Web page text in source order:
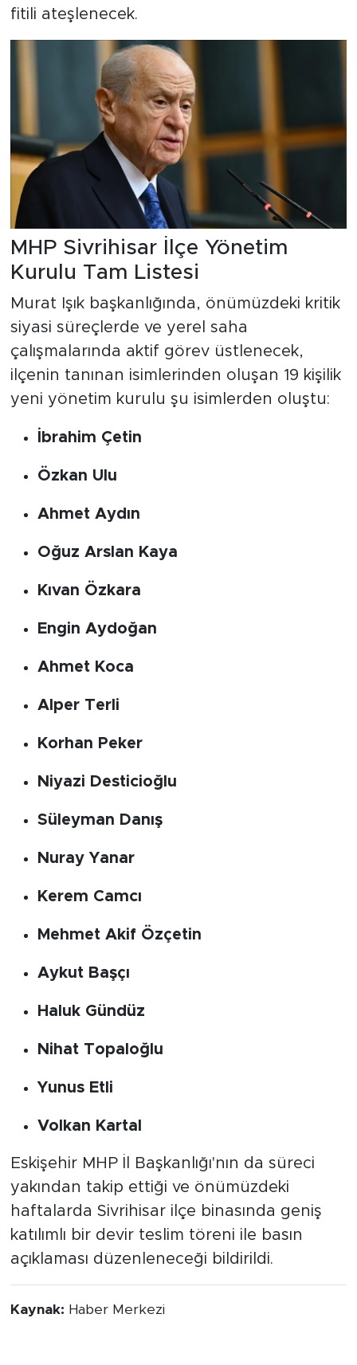
fitili ateşlenecek.
MHP Sivrihisar İlçe Yönetim
Kurulu Tam Listesi
Murat Işık başkanlığında, önümüzdeki kritik
siyasi süreçlerde ve yerel saha
çalışmalarında aktif görev üstlenecek,
ilçenin tanınan isimlerinden oluşan 19 kişilik
yeni yönetim kurulu şu isimlerden oluştu:
İbrahim Çetin
Özkan Ulu
Ahmet Aydın
Oğuz Arslan Kaya
Kıvan Özkara
Engin Aydoğan
Ahmet Koca
Alper Terli
Korhan Peker
Niyazi Desticioğlu
Süleyman Danış
Nuray Yanar
Kerem Camcı
Mehmet Akif Özçetin
Aykut Başçı
Haluk Gündüz
Nihat Topaloğlu
Yunus Etli
Volkan Kartal
Eskişehir MHP İl Başkanlığı'nın da süreci
yakından takip ettiği ve önümüzdeki
haftalarda Sivrihisar ilçe binasında geniş
katılımlı bir devir teslim töreni ile basın
açıklaması düzenleneceği bildirildi.
Kaynak: Haber Merkezi